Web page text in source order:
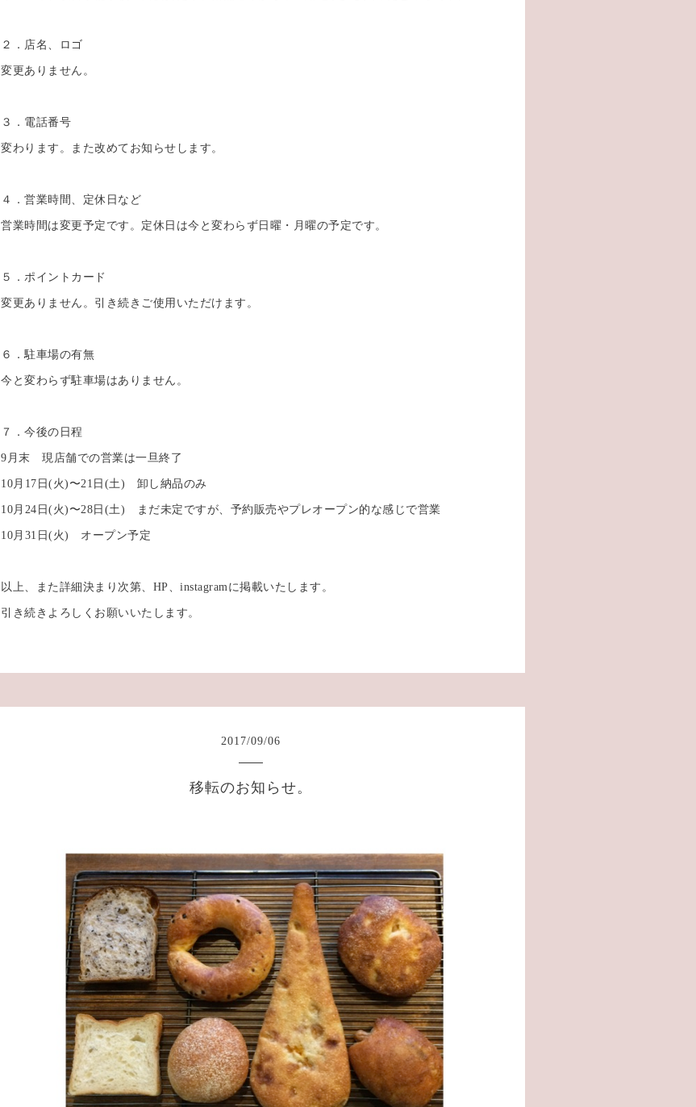
２．店名、ロゴ
変更ありません。
３．電話番号
変わります。また改めてお知らせします。
４．営業時間、定休日など
営業時間は変更予定です。定休日は今と変わらず日曜・月曜の予定です。
５．ポイントカード
変更ありません。引き続きご使用いただけます。
６．駐車場の有無
今と変わらず駐車場はありません。
７．今後の日程
9月末 現店舗での営業は一旦終了
10月17日(火)〜21日(土) 卸し納品のみ
10月24日(火)〜28日(土) まだ未定ですが、予約販売やプレオープン的な感じで営業
10月31日(火) オープン予定
以上、また詳細決まり次第、HP、instagramに掲載いたします。
引き続きよろしくお願いいたします。
2017/09/06
移転のお知らせ。